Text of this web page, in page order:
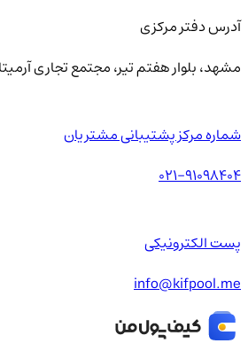
آدرس دفتر مرکزی
مشهد، بلوار هفتم تیر، مجتمع تجاری آرمیتاژ
شماره مرکز پشتیبانی مشتریان
021-91098404
پست الکترونیکی
info@kifpool.me